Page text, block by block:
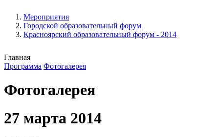
Мероприятия
Городской образовательный форум
Красноярский образовательный форум - 2014
Главная
Программа Фотогалерея
Фотогалерея
27 марта 2014